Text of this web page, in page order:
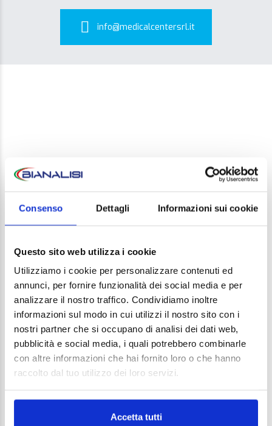
Consenso Dettagli Informazioni sui cookie
Questo sito web utilizza i cookie
Utilizziamo i cookie per personalizzare contenuti ed
annunci, per fornire funzionalità dei social media e per
analizzare il nostro traffico. Condividiamo inoltre
informazioni sul modo in cui utilizzi il nostro sito con i
nostri partner che si occupano di analisi dei dati web,
pubblicità e social media, i quali potrebbero combinarle
con altre informazioni che hai fornito loro o che hanno
raccolto dal tuo utilizzo dei loro servizi.
Accetta tutti
info@medicalcentersrl.it
Your email address will not be published. Required